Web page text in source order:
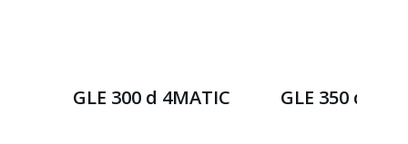
GLE 300 d 4MATIC GLE 350 de